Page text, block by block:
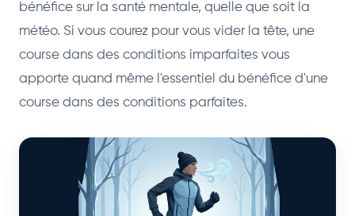
bénéfice sur la santé mentale, quelle que soit la
météo. Si vous courez pour vous vider la tête, une
course dans des conditions imparfaites vous
apporte quand même l'essentiel du bénéfice d'une
course dans des conditions parfaites.